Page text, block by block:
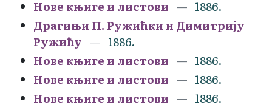
Нове књиге и листови
1886.
Драгињи П. Ружићки и Димитрију
Ружићу
1886.
Нове књиге и листови
1886.
Нове књиге и листови
1886.
Нове књиге и листови
1886.